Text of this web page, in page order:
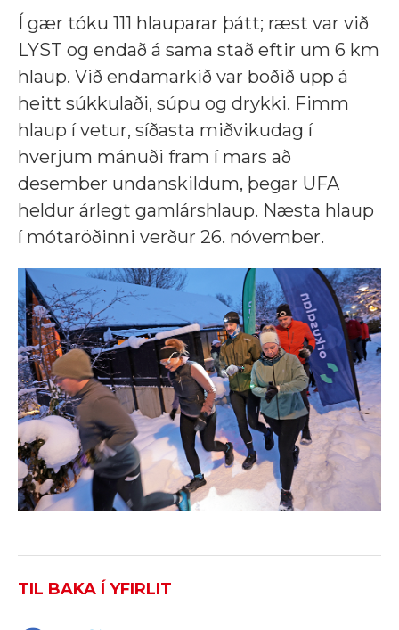
Í gær tóku 111 hlauparar þátt; ræst var við
LYST og endað á sama stað eftir um 6 km
hlaup. Við endamarkið var boðið upp á
heitt súkkulaði, súpu og drykki. Fimm
hlaup í vetur, síðasta miðvikudag í
hverjum mánuði fram í mars að
desember undanskildum, þegar UFA
heldur árlegt gamlárshlaup. Næsta hlaup
í mótaröðinni verður 26. nóvember.
TIL BAKA Í YFIRLIT